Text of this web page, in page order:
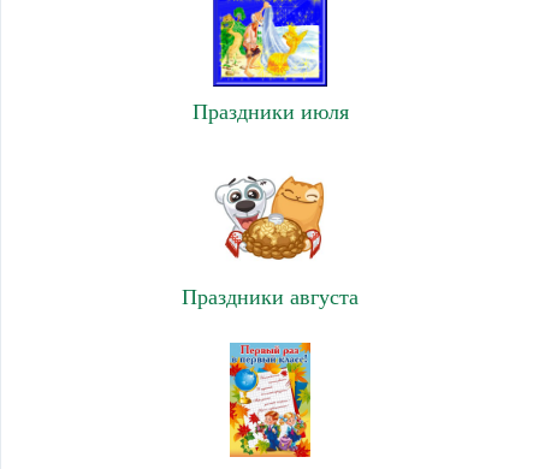
Праздники июля
Праздники августа